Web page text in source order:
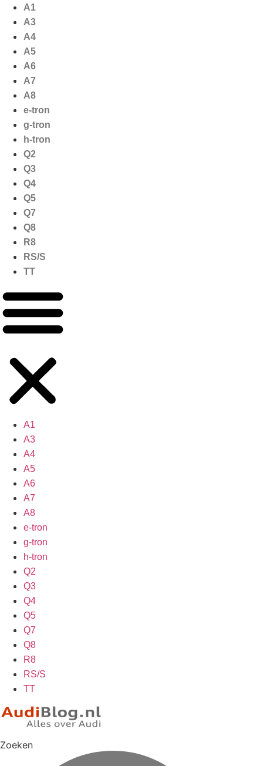
naar
inhoud
A1
A3
A4
A5
A6
A7
A8
e-tron
g-tron
h-tron
Q2
Q3
Q4
Q5
Q7
Q8
R8
RS/S
TT
A1
A3
A4
A5
A6
A7
A8
e-tron
g-tron
h-tron
Q2
Q3
Q4
Q5
Q7
Q8
R8
RS/S
TT
Zoeken